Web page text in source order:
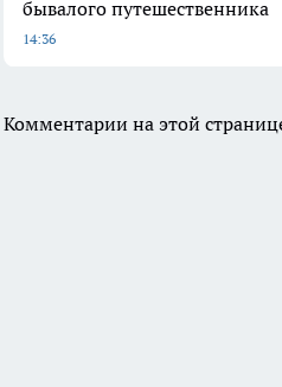
бывалого путешественника
14:36
Комментарии на этой